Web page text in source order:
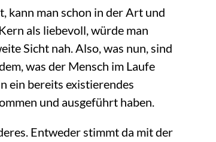
kann man schon in der Art und
als liebevoll, würde man
Sicht nah. Also, was nun, sind
was der Mensch im Laufe
ein bereits existierendes
und ausgeführt haben.
Entweder stimmt da mit der